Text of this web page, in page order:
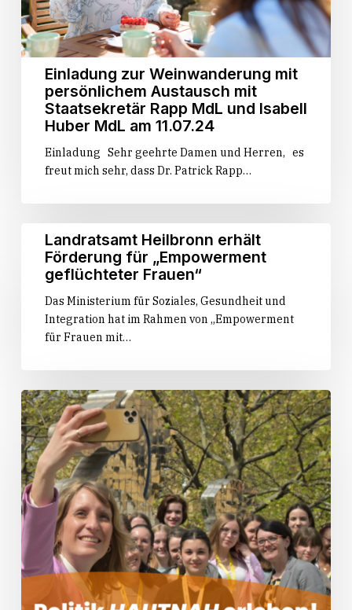
Rapp
MdL
und
Isabell
Huber
11.07.24
Einladung zur Weinwanderung mit
persönlichem Austausch mit
Staatsekretär Rapp MdL und Isabell
Huber MdL am 11.07.24
Einladung Sehr geehrte Damen und Herren, es
freut mich sehr, dass Dr. Patrick Rapp…
Landratsamt
Heilbronn
Förderung
„Empowerment
geflüchteter
Landratsamt Heilbronn erhält
Förderung für „Empowerment
geflüchteter Frauen“
Das Ministerium für Soziales, Gesundheit und
Integration hat im Rahmen von „Empowerment
für Frauen mit…
Girls‘
Day
2024:
Hinter
den
Kulissen
der
CDU-
Landtagsfraktion